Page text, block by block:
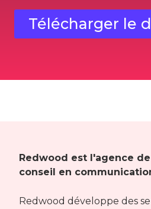
Télécharger le
Redwood est l'agence
conseil en
Redwood développe des